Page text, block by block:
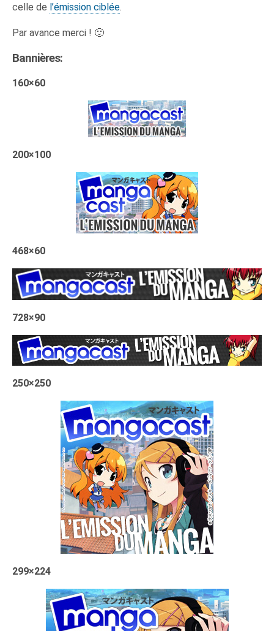
celle de l’émission ciblée.
Par avance merci ! 🙂
Bannières:
160×60
200×100
468×60
728×90
250×250
299×224